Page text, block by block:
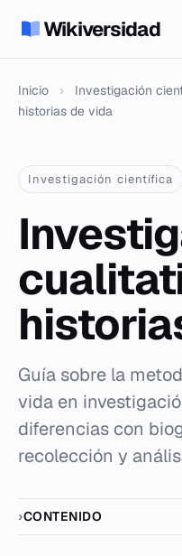
Wikiversidad
Inicio › Investigación
historias de vida
Investigación científica
Guía sobre la
vida en
diferencias con
recolección y
CONTENIDO